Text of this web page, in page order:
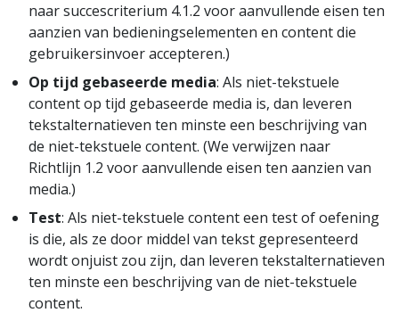
naar succescriterium 4.1.2 voor aanvullende eisen ten
aanzien van bedieningselementen en content die
gebruikersinvoer accepteren.)
Op tijd gebaseerde media: Als niet-tekstuele
content op tijd gebaseerde media is, dan leveren
tekstalternatieven ten minste een beschrijving van
de niet-tekstuele content. (We verwijzen naar
Richtlijn 1.2 voor aanvullende eisen ten aanzien van
media.)
Test: Als niet-tekstuele content een test of oefening
is die, als ze door middel van tekst gepresenteerd
wordt onjuist zou zijn, dan leveren tekstalternatieven
ten minste een beschrijving van de niet-tekstuele
content.